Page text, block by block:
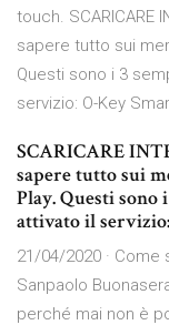
touch. SCARICARE
sapere tutto sui
Questi sono i 3
servizio: O-Key
SCARICARE
sapere tutto sui
Play. Questi sono
attivato il
21/04/2020 ·
Sanpaolo
perché mai non è